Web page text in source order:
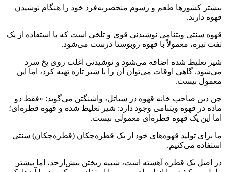
بیشتر کشورها طعم و رسوم منحصربه‌فرد خود را هنگام نوشیدن
قهوه دارند.
قهوه سنتی ویتنامی نوشیدنی قوی و تلخی است که با استفاده از یک
تفت تیره، معمولاً با قهوه روبوستا درست می‌شود.
شیر تغلیظ شده اضافه می‌شود و نوشیدنی اغلب روی یخ سرد
می‌شود. گاهی اوقات می‌توان آن را با شیر تازه تهیه کرد، اما این
معمول نیست.
چن دین صاحب خانه قهوه در سیاتل، واشنگتن می‌گوید: «فقط دو
ماده در قهوه ویتنامی وجود دارد: شیر تغلیظ شده و قهوه قطره‌ای؛
اما این یک قهوه قطره‌ای معمولی نیست.
ما برای تولید قهوه‌های خود از یک قطره‌چکان (قطره‌چکان) سنتی
استفاده می‌کنیم.
در اصل یک قطره آهسته است، شبیه ریختن بیش‌ازحد، اما بیشتر